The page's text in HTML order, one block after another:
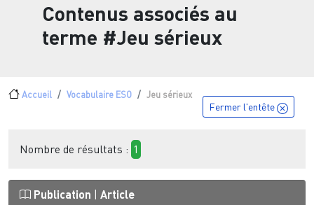
Contenus associés au
terme #Jeu sérieux
Fil d'Ariane
Accueil Vocabulaire ESO Jeu sérieux
Fermer l'entête
Nombre de résultats : 1
Publication Article